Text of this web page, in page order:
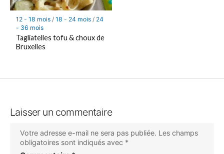
12 - 18 mois/ 18 - 24 mois/ 24
- 36 mois
Tagliatelles tofu & choux de
Bruxelles
Laisser un commentaire
Votre adresse e-mail ne sera pas publiée. Les champs
obligatoires sont indiqués avec *